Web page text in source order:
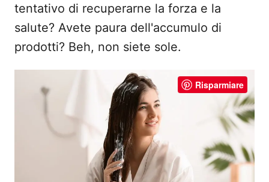
tentativo di recuperarne la forza e la
salute? Avete paura dell'accumulo di
prodotti? Beh, non siete sole.
Risparmiare